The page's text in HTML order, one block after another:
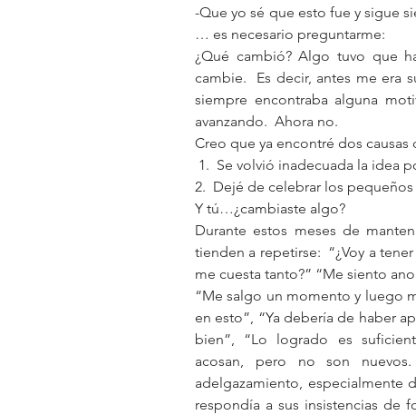
-Que yo sé que esto fue y sigue
… es necesario preguntarme:
¿Qué cambió? Algo tuvo que
cambie.  Es decir, antes me era
siempre encontraba alguna
avanzando.  Ahora no.
Creo que ya encontré dos
1.  Se volvió inadecuada la idea
2.  Dejé de celebrar los
Y tú…¿cambiaste algo?
Durante estos meses de
tienden a repetirse:  “¿Voy a
me cuesta tanto?” “Me siento
“Me salgo un momento y luego
en esto”, “Ya debería de haber
bien”, “Lo logrado es
acosan, pero no son
adelgazamiento, especialmente
respondía a sus insistencias de